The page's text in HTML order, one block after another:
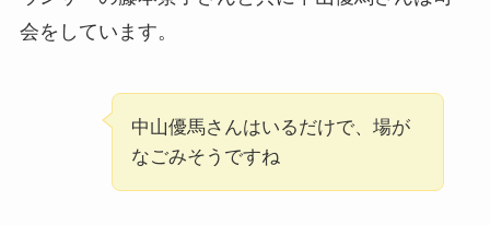
会をしています。
中山優馬さんはいるだけで、場が
なごみそうですね